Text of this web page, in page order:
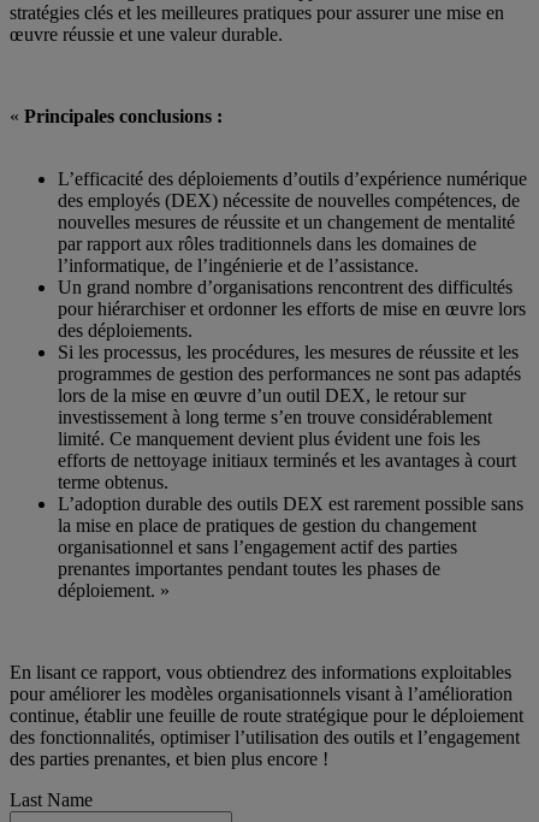
stratégies clés et les meilleures pratiques pour assurer une mise en
œuvre réussie et une valeur durable.
« Principales conclusions :
L’efficacité des déploiements d’outils d’expérience numérique
des employés (DEX) nécessite de nouvelles compétences, de
nouvelles mesures de réussite et un changement de mentalité
par rapport aux rôles traditionnels dans les domaines de
l’informatique, de l’ingénierie et de l’assistance.
Un grand nombre d’organisations rencontrent des difficultés
pour hiérarchiser et ordonner les efforts de mise en œuvre lors
des déploiements.
Si les processus, les procédures, les mesures de réussite et les
programmes de gestion des performances ne sont pas adaptés
lors de la mise en œuvre d’un outil DEX, le retour sur
investissement à long terme s’en trouve considérablement
limité. Ce manquement devient plus évident une fois les
efforts de nettoyage initiaux terminés et les avantages à court
terme obtenus.
L’adoption durable des outils DEX est rarement possible sans
la mise en place de pratiques de gestion du changement
organisationnel et sans l’engagement actif des parties
prenantes importantes pendant toutes les phases de
déploiement. »
En lisant ce rapport, vous obtiendrez des informations exploitables
pour améliorer les modèles organisationnels visant à l’amélioration
continue, établir une feuille de route stratégique pour le déploiement
des fonctionnalités, optimiser l’utilisation des outils et l’engagement
des parties prenantes, et bien plus encore !
Last Name